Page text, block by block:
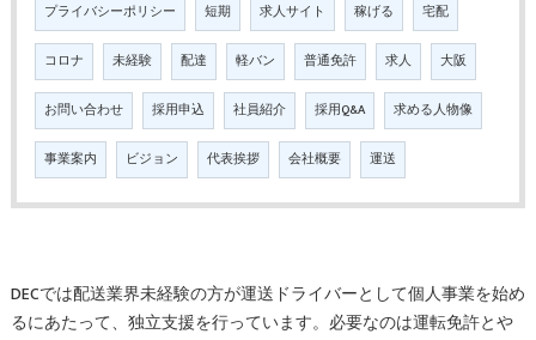
プライバシーポリシー 短期 求人サイト 稼げる 宅配
コロナ 未経験 配達 軽バン 普通免許 求人 大阪
お問い合わせ 採用申込 社員紹介 採用Q&A 求める人物像
事業案内 ビジョン 代表挨拶 会社概要 運送
DECでは配送業界未経験の方が運送ドライバーとして個人事業を始め
るにあたって、独立支援を行っています。必要なのは運転免許とや